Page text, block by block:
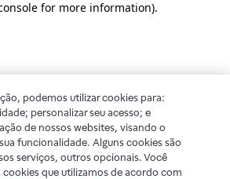
for more information).
podemos utilizar cookies para:
personalizar seu acesso; e
de nossos websites, visando o
funcionalidade. Alguns cookies são
serviços, outros opcionais. Você
cookies que utilizamos de acordo com